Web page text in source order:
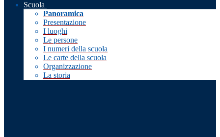
Scuola
Panoramica
Presentazione
I luoghi
Le persone
I numeri della scuola
Le carte della scuola
Organizzazione
La storia